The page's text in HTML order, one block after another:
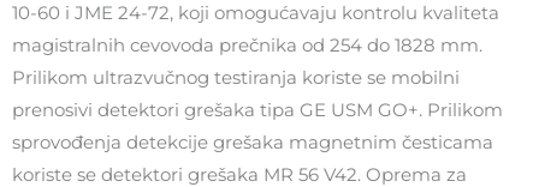
10-60 i JME 24-72, koji omogućavaju kontrolu kvaliteta
magistralnih cevovoda prečnika od 254 do 1828 mm.
Prilikom ultrazvučnog testiranja koriste se mobilni
prenosivi detektori grešaka tipa GE USM GO+. Prilikom
sprovođenja detekcije grešaka magnetnim česticama
koriste se detektori grešaka MR 56 V42. Oprema za